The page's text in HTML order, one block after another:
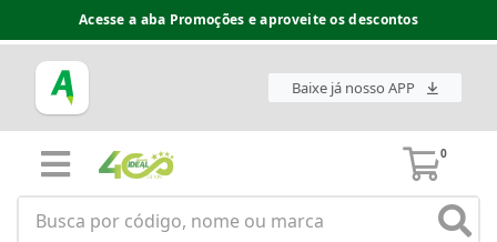
Acesse a aba Promoções e aproveite os descontos
Baixe já nosso APP
0